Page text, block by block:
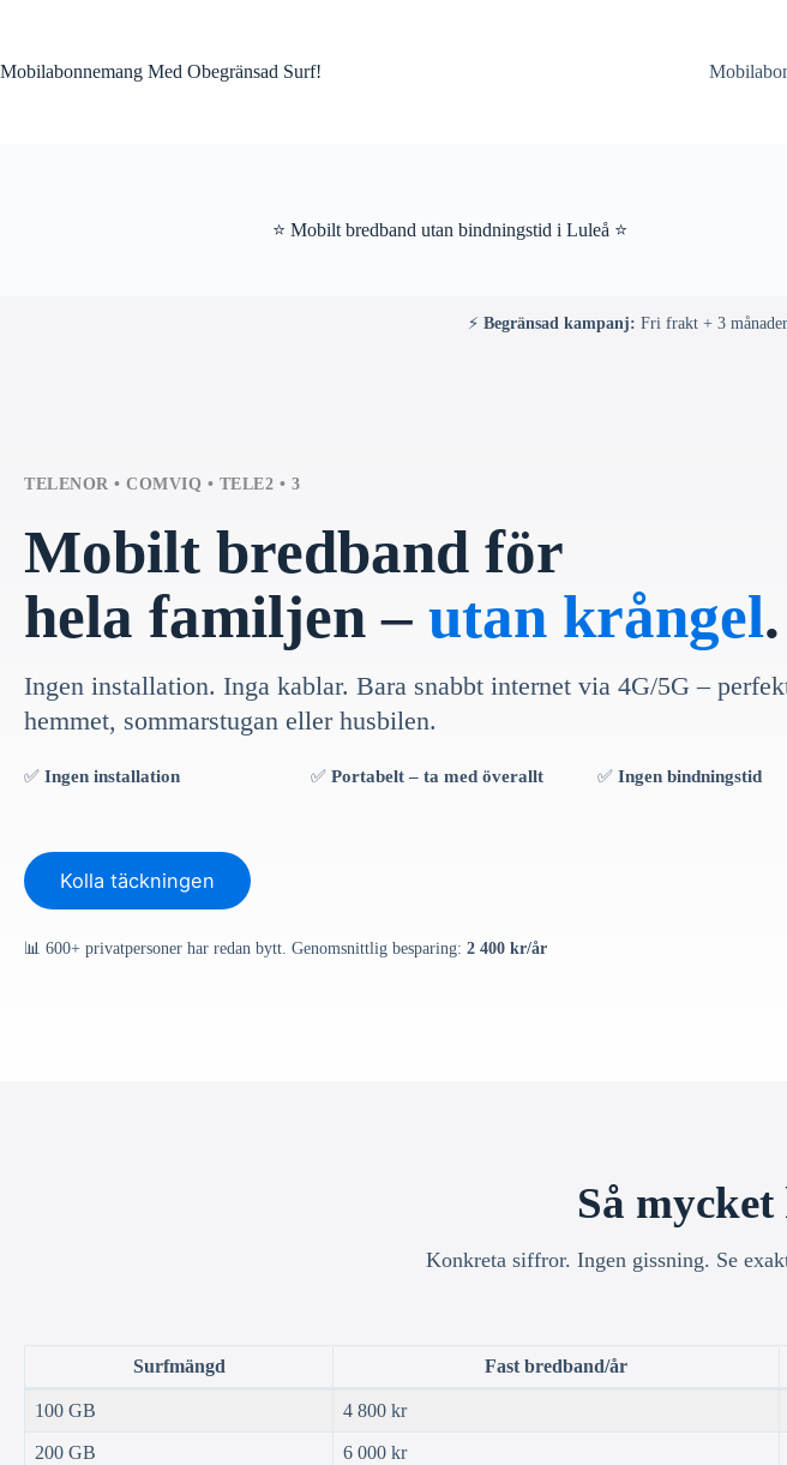
Mobilabonnemang Med Obegränsad Surf!
⭐ Mobilt bredband utan bindningstid i Luleå ⭐
⚡ Begränsad kampanj: Fri frakt + 3
TELENOR • COMVIQ • TELE2 • 3
Mobilt bredband för
hela familjen – utan krångel.
Ingen installation. Inga kablar. Bara snabbt internet via 4G/5G –
hemmet, sommarstugan eller husbilen.
✅ Ingen installation ✅Portabelt – ta med överallt ✅Ingen bindningstid
Kolla täckningen
📊 600+ privatpersoner har redan bytt. Genomsnittlig besparing: 2 400 kr/år
Så
Konkreta siffror. Ingen gissning. Se
Surfmängd Fast bredband/år
100 GB 4 800 kr
200 GB 6 000 kr